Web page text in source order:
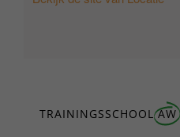
TRAININGSSCHOOL AW